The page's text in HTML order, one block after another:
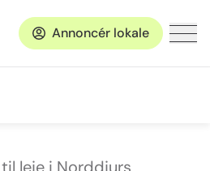
Annoncér lokale